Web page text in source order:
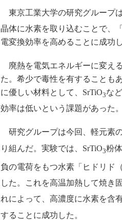
改革
イ
IHS
「英
東京工業大学の研究グループ
晶体に水素を取り込むことで、
電変換効率を高めることに成功
廃熱を電気エネルギーに変え
た。希少で毒性を有することも
に優しい材料として、SrTiO3な
効率は低いという課題があった。
研究グループは今回、軽元素
り組んだ。実験では、SrTiO3粉
負の電荷をもつ水素「ヒドリド
した。これを高温加熱して焼き
れによって、高濃度に水素を含
することに成功した。